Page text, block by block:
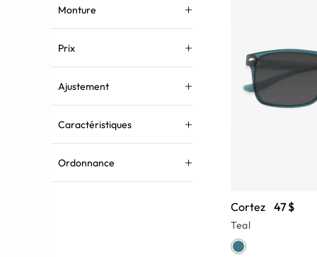
Monture
Prix
Ajustement
Caractéristiques
Ordonnance
Cortez 47 $
Teal